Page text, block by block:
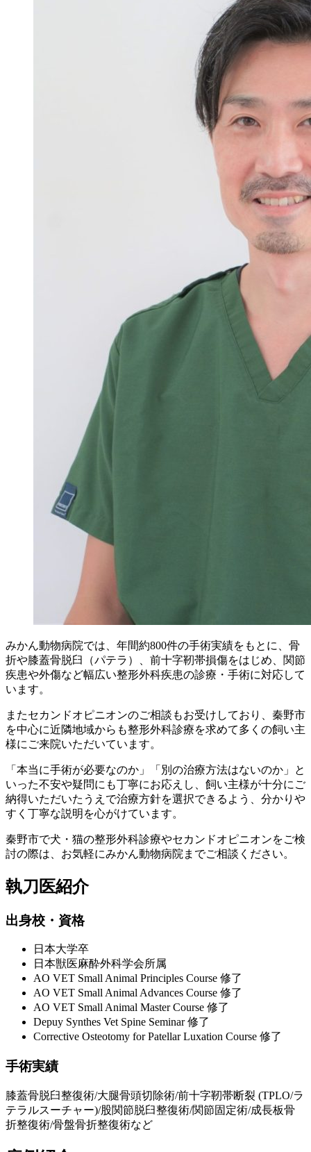
みかん動物病院では、年間約800件の手術実績をもとに、骨
折や膝蓋骨脱臼（パテラ）、前十字靭帯損傷をはじめ、関節
疾患や外傷など幅広い整形外科疾患の診療・手術に対応して
います。
またセカンドオピニオンのご相談もお受けしており、秦野市
を中心に近隣地域からも整形外科診療を求めて多くの飼い主
様にご来院いただいています。
「本当に手術が必要なのか」「別の治療方法はないのか」と
いった不安や疑問にも丁寧にお応えし、飼い主様が十分にご
納得いただいたうえで治療方針を選択できるよう、分かりや
すく丁寧な説明を心がけています。
秦野市で犬・猫の整形外科診療やセカンドオピニオンをご検
討の際は、お気軽にみかん動物病院までご相談ください。
執刀医紹介
出身校・資格
日本大学卒
日本獣医麻酔外科学会所属
AO VET Small Animal Principles Course 修了
AO VET Small Animal Advances Course 修了
AO VET Small Animal Master Course 修了
Depuy Synthes Vet Spine Seminar 修了
Corrective Osteotomy for Patellar Luxation Course 修了
手術実績
膝蓋骨脱臼整復術/大腿骨頭切除術/前十字靭帯断裂 (TPLO/ラ
テラルスーチャー)/股関節脱臼整復術/関節固定術/成長板骨
折整復術/骨盤骨折整復術など